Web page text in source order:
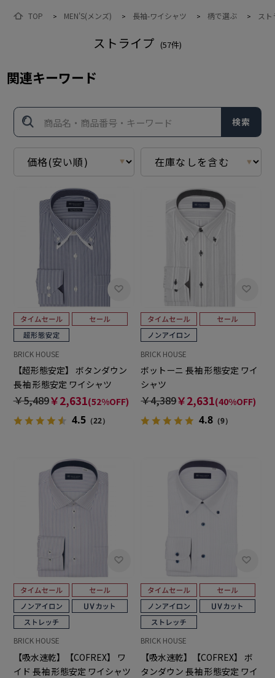
TOP > MEN'S(メンズ) > 長袖-ワイシャツ > 柄で選ぶ > ス
ストライプ (57件)
関連キーワード
検索
BRICK HOUSE
【超形態安定】 ボタンダウン
長袖 形態安定 ワイシャツ
￥5,489￥2,631(52%OFF)
4.5（22）
BRICK HOUSE
ボットーニ 長袖 形態安定 ワイ
シャツ
￥4,389￥2,631(40%OFF)
4.8 （9）
BRICK HOUSE
【吸水速乾】【COFREX】 ワ
イド 長袖 形態安定 ワイシャツ
BRICK HOUSE
【吸水速乾】【COFREX】 ボ
タンダウン 長袖 形態安定 ワイ